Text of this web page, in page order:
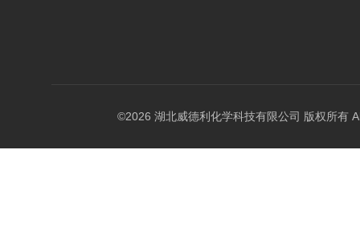
©2026 湖北威德利化学科技有限公司 版权所有